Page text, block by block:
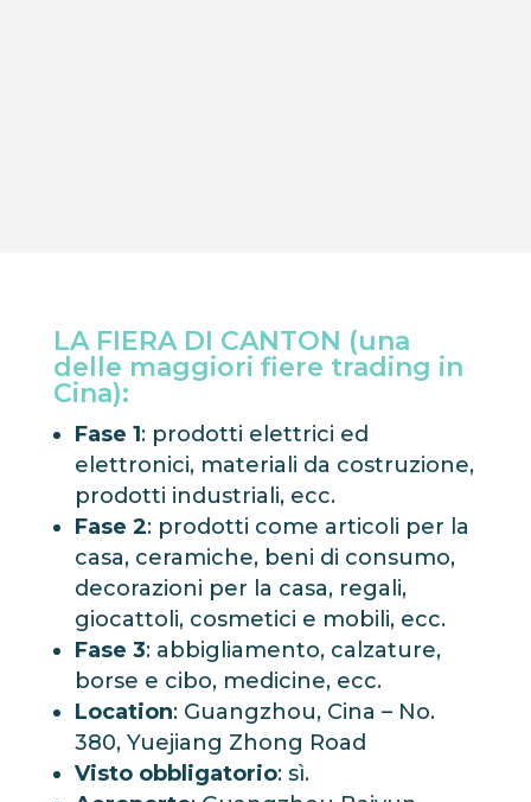
LA FIERA DI CANTON (una
delle maggiori fiere trading in
Cina):
Fase 1: prodotti elettrici ed
elettronici, materiali da costruzione,
prodotti industriali, ecc.
Fase 2: prodotti come articoli per la
casa, ceramiche, beni di consumo,
decorazioni per la casa, regali,
giocattoli, cosmetici e mobili, ecc.
Fase 3: abbigliamento, calzature,
borse e cibo, medicine, ecc.
Location: Guangzhou, Cina – No.
380, Yuejiang Zhong Road
Visto obbligatorio: sì.